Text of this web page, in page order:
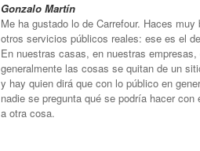
Gonzalo Martín
Me ha gustado lo de Carrefour. Haces
otros servicios públicos reales: ese es el
En nuestras casas, en nuestras
generalmente las cosas se quitan de un
y hay quien dirá que con lo público en
nadie se pregunta qué se podría hacer
a otra cosa.